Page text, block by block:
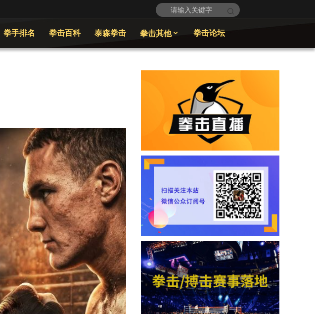
拳手排名 拳击百科 泰森拳击 拳击其他 拳击论坛